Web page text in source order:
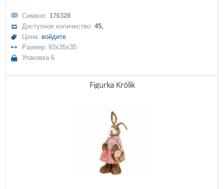
Символ: 176328
Доступное количество:45,
Цена: войдите
Размер: 93x35x35
Упаковка 6
Figurka Królik